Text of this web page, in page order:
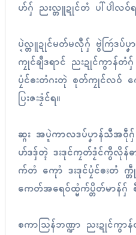
ဟ်ဂှ် ညးလ္တူဍုၚ်တံ ပါ်ပါဲလဝ်
ပ္ဍဲလ္တူဍုၚ်မတ်မလီုဂှ် ဗွဲကြဴဒပ်ပၞ
ကၠုၚ်ချဳဒရာၚ် ညးဍုၚ်ကွာန်
ပၠံၚ်ၜးတံဂးတုဲ စုတ်ကၠုၚ်လဝ် က
ပြးဇးဒၟံၚ်ရ။
ဆ္ဂး အပ္ဍဲကာလဒပ်ပၞာန်သီအ
ဟ်ဒဒှ်တ္ၚဲ ဒးဒုၚ်ကၠတ်ဒၟံၚ်ကွဳလိုန်
က်တံ ကေုာံ ဒးဒုၚ်ပၠံၚ်ၜးတံ က္
ကေတ်အရေဝ်ထ္မံက်ပ္တိတ်မာန်ဂှ်
စကာသြန်ဘဏ္ဍာ ညးဍုၚ်ကွာ